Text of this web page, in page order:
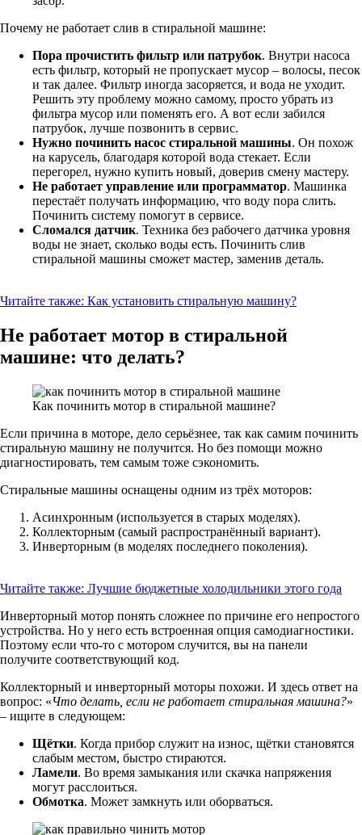
Почему не работает слив в стиральной машине:
Пора прочистить фильтр или патрубок. Внутри насоса
есть фильтр, который не пропускает мусор – волосы, песок
и так далее. Фильтр иногда засоряется, и вода не уходит.
Решить эту проблему можно самому, просто убрать из
фильтра мусор или поменять его. А вот если забился
патрубок, лучше позвонить в сервис.
Нужно починить насос стиральной машины. Он похож
на карусель, благодаря которой вода стекает. Если
перегорел, нужно купить новый, доверив смену мастеру.
Не работает управление или программатор. Машинка
перестаёт получать информацию, что воду пора слить.
Починить систему помогут в сервисе.
Сломался датчик. Техника без рабочего датчика уровня
воды не знает, сколько воды есть. Починить слив
стиральной машины сможет мастер, заменив деталь.
Читайте также: Как установить стиральную машину?
Не работает мотор в стиральной
машине: что делать?
Как починить мотор в стиральной машине?
Если причина в моторе, дело серьёзнее, так как самим починить
стиральную машину не получится. Но без помощи можно
диагностировать, тем самым тоже сэкономить.
Стиральные машины оснащены одним из трёх моторов:
Асинхронным (используется в старых моделях).
Коллекторным (самый распространённый вариант).
Инверторным (в моделях последнего поколения).
Читайте также: Лучшие бюджетные холодильники этого года
Инверторный мотор понять сложнее по причине его непростого
устройства. Но у него есть встроенная опция самодиагностики.
Поэтому если что-то с мотором случится, вы на панели
получите соответствующий код.
Коллекторный и инверторный моторы похожи. И здесь ответ на
вопрос: «Что делать, если не работает стиральная машина?»
– ищите в следующем:
Щётки. Когда прибор служит на износ, щётки становятся
слабым местом, быстро стираются.
Ламели. Во время замыкания или скачка напряжения
могут расслоиться.
Обмотка. Может замкнуть или оборваться.